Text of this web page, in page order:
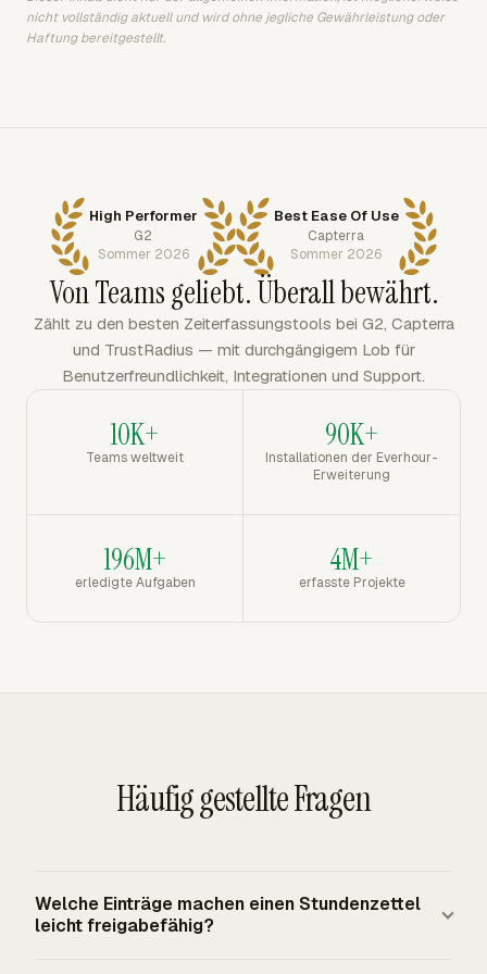
nicht vollständig aktuell und wird ohne jegliche Gewährleistung oder
Haftung bereitgestellt.
High Performer
G2
Sommer 2026
Best Ease Of Use
Capterra
Sommer 2026
Von Teams geliebt. Überall bewährt.
Zählt zu den besten Zeiterfassungstools bei G2, Capterra
und TrustRadius — mit durchgängigem Lob für
Benutzerfreundlichkeit, Integrationen und Support.
10K+
Teams weltweit
90K+
Installationen der Everhour-
Erweiterung
196M+
erledigte Aufgaben
4M+
erfasste Projekte
Häufig gestellte Fragen
Welche Einträge machen einen Stundenzettel
leicht freigabefähig?